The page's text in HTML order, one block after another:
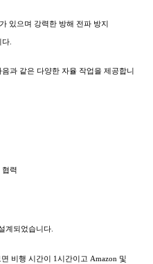
있으며 강력한 방해 전파 방지
.
과 같은 다양한 자율 작업을 제공합니
협력
계되었습니다.
비행 시간이 1시간이고 Amazon 및